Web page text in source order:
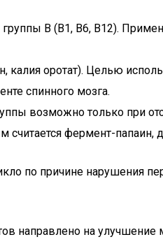
B (B1, B6, B12).
калия оротат). Целью
спинного мозга.
возможно только при
фермент-папаин,
по причине нарушения
направлено на